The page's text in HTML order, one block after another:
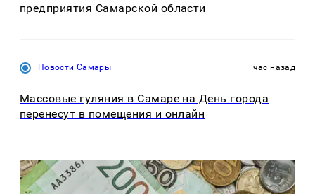
предприятия Самарской области
Новости Самары час назад
Массовые гуляния в Самаре на День города
перенесут в помещения и онлайн